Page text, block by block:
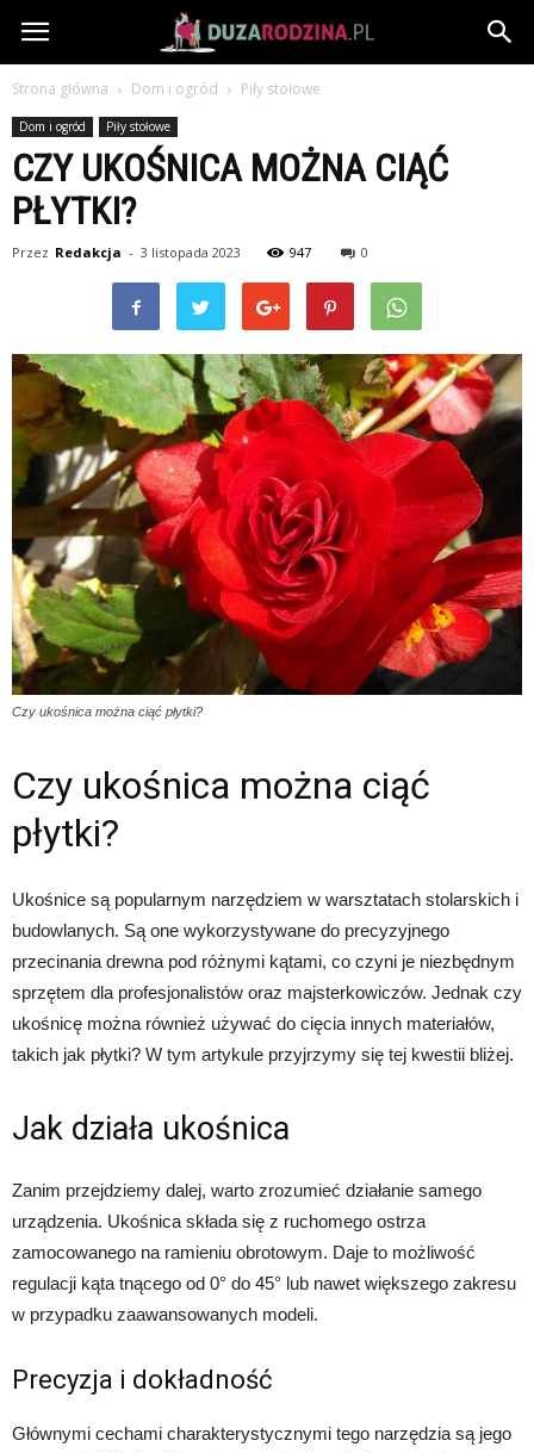
DuzaRodzina.pl
Strona główna Dom i ogród Piły stołowe
Dom i ogród Piły stołowe
CZY UKOŚNICA MOŻNA CIĄĆ
PŁYTKI?
Przez Redakcja - 3 listopada 2023 947 0
Czy ukośnica można ciąć płytki?
Czy ukośnica można ciąć
płytki?
Ukośnice są popularnym narzędziem w warsztatach stolarskich i
budowlanych. Są one wykorzystywane do precyzyjnego
przecinania drewna pod różnymi kątami, co czyni je niezbędnym
sprzętem dla profesjonalistów oraz majsterkowiczów. Jednak czy
ukośnicę można również używać do cięcia innych materiałów,
takich jak płytki? W tym artykule przyjrzymy się tej kwestii bliżej.
Jak działa ukośnica
Zanim przejdziemy dalej, warto zrozumieć działanie samego
urządzenia. Ukośnica składa się z ruchomego ostrza
zamocowanego na ramieniu obrotowym. Daje to możliwość
regulacji kąta tnącego od 0° do 45° lub nawet większego zakresu
w przypadku zaawansowanych modeli.
Precyzja i dokładność
Głównymi cechami charakterystycznymi tego narzędzia są jego